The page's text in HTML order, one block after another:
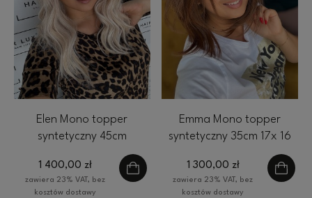
Elen Mono topper
syntetyczny 45cm
falowany 17x 16 cm
HairLux jasny blond
baleyage
1 400,00 zł
zawiera 23% VAT, bez
kosztów dostawy
Emma Mono topper
syntetyczny 35cm 17x 16
cm HairLux ombre brąz
1 300,00 zł
zawiera 23% VAT, bez
kosztów dostawy